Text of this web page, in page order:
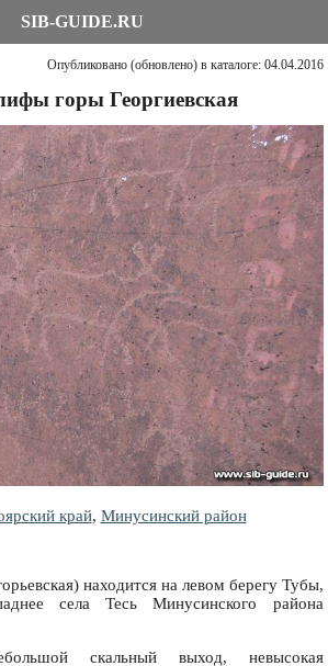
SIB-GUIDE.RU
Опубликовано (обновлено) в каталоге: 04.04.2016
горы Георгиевская
край, Минусинский район
находится на левом берегу Тубы,
села Тесь Минусинского района
скальный выход, невысокая